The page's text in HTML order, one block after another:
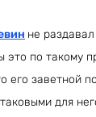
не
это по такому
его заветной
для